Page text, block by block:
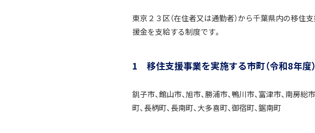
東京２３区（在住者又は通勤者）から千葉県内の移住
援金を支給する制度です。
1 移住支援事業を実施する市町（令和8年度）
銚子市、館山市、旭市、勝浦市、鴨川市、富津市、南房総
町、長柄町、長南町、大多喜町、御宿町、鋸南町